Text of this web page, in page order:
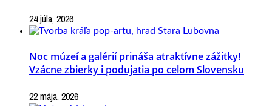
24 júla, 2026
Noc múzeí a galérií prináša atraktívne zážitky!
Vzácne zbierky i podujatia po celom Slovensku
22 mája, 2026